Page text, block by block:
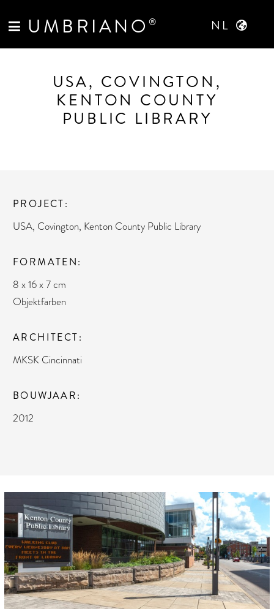
UMBRIANO ® NL
USA, COVINGTON,
KENTON COUNTY
PUBLIC LIBRARY
PROJECT
USA, Covington, Kenton County Public Library
FORMATEN
8 x 16 x 7 cm
Objektfarben
ARCHITECT
MKSK Cincinnati
BOUWJAAR
2012